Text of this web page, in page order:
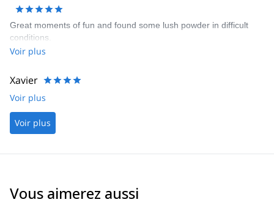
Great moments of fun and found some lush powder in difficult
conditions.
Voir plus
Xavier
Voir plus
Voir plus
Vous aimerez aussi